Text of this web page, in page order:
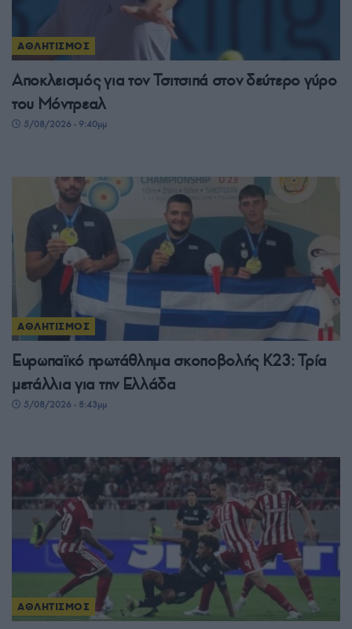
ΑΘΛΗΤΙΣΜΟΣ
Αποκλεισμός για τον Τσιτσιπά στον δεύτερο γύρο
του Μόντρεαλ
5/08/2026 - 9:40μμ
ΑΘΛΗΤΙΣΜΟΣ
Ευρωπαϊκό πρωτάθλημα σκοποβολής Κ23: Τρία
μετάλλια για την Ελλάδα
5/08/2026 - 8:43μμ
ΑΘΛΗΤΙΣΜΟΣ